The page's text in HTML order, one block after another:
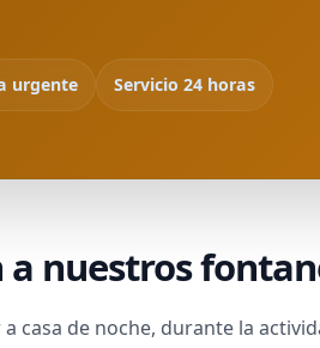
urgente Servicio 24 horas
nuestros
casa de noche, durante la